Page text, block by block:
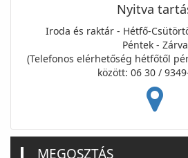
Nyitva
Iroda és raktár - Hétfő-
Péntek - Zárva
(Telefonos elérhetőség hétfőtől
között: 06 30 /
MEGOSZTÁS